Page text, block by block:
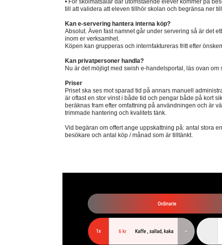
• För skolmatsalar där utomstående elever kommer på
till att validera att eleven tillhör skolan och begränsa ner
Kan e-servering hantera interna köp?
Absolut. Även fast namnet går under servering så är det
inom er verksamhet.
Köpen kan grupperas och internfaktureras fritt efter
Kan privatpersoner handla?
Nu är det möjligt med swish e-handelsportal, läs ovan om
Priser
Priset ska ses mot sparad tid på annars manuell
är oftast en stor vinst i både tid och pengar både på kort
beräknas fram efter omfattning på användningen och är
trimmade hantering och kvalitets tänk.
Vid begäran om offert ange uppskattning på: antal stora
besökare och antal köp / månad som är tilltänkt.